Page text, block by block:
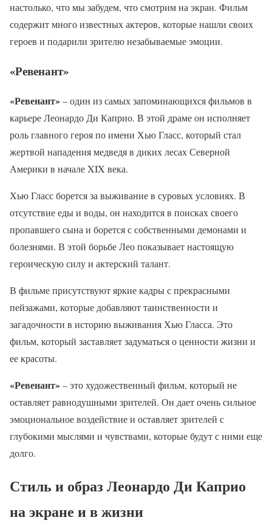
настолько, что мы забудем, что смотрим на экран. Фильм
содержит много известных актеров, которые нашли своих
героев и подарили зрителю незабываемые эмоции.
«Ревенант»
«Ревенант»– один из самых запоминающихся фильмов в
карьере Леонардо Ди Каприо. В этой драме он исполняет
роль главного героя по имени Хью Гласс, который стал
жертвой нападения медведя в диких лесах Северной
Америки в начале XIX века.
Хью Гласс борется за выживание в суровых условиях. В
отсутствие еды и воды, он находится в поисках своего
пропавшего сына и борется с собственными демонами и
болезнями. В этой борьбе Лео показывает настоящую
героическую силу и актерский талант.
В фильме присутствуют яркие кадры с прекрасными
пейзажами, которые добавляют таинственности и
загадочности в историю выживания Хью Гласса. Это
фильм, который заставляет задуматься о ценности жизни и
ее красоты.
«Ревенант»– это художественный фильм, который не
оставляет равнодушными зрителей. Он дает очень сильное
эмоциональное воздействие и оставляет зрителей с
глубокими мыслями и чувствами, которые будут с ними еще
долго.
Стиль и образ Леонардо Ди Каприо
на экране и в жизни